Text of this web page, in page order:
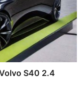
S40 2.4